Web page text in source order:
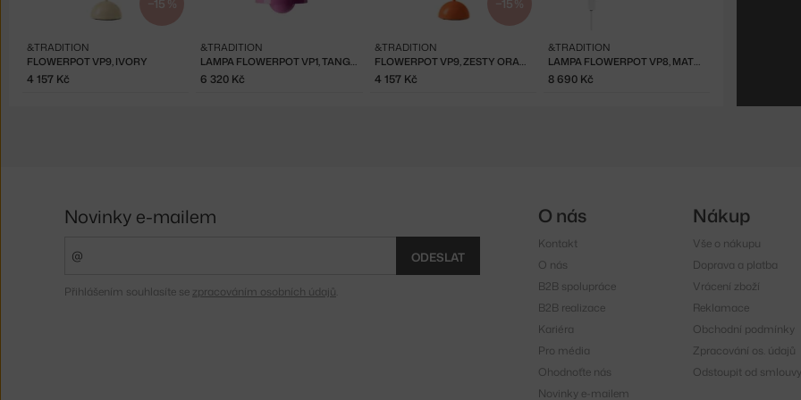
−15 %
FLOWERPOT VP9, IVORY
&TRADITION
4 157 Kč
LAMPA FLOWERPOT VP1, TANGY PINK
&TRADITION
6 320 Kč
−15 %
FLOWERPOT VP9, ZESTY ORANGE
&TRADITION
4 157 Kč
LAMPA FLOWERPOT VP8, MATT WHITE
&TRADITION
8 690 Kč
Novinky e-mailem
ODESLAT
Přihlášením souhlasíte se zpracováním osobních údajů
O nás
Kontakt
O nás
B2B spolupráce
B2B realizace
Kariéra
Pro média
Ohodnoťte nás
Novinky e-mailem
Nákup
Vše o nákupu
Doprava a platba
Vrácení zboží
Reklamace
Obchodní podmínky
Zpracování os. údajů
Odstoupit od smlouvy